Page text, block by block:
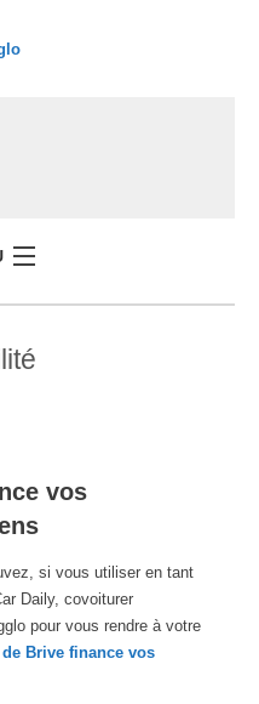
vos
si vous utiliser en tant
Daily, covoiturer
pour vous rendre à votre
Brive finance vos